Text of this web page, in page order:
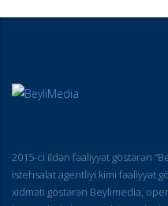
2015-ci ildən fəaliyyət göstərən
istehsalat agentliyi kimi fəaliyyət
xidməti göstərən Beylimedia,